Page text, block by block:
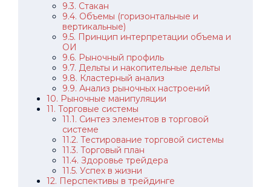
9.3. Стакан
9.4. Объемы (горизонтальные и
вертикальные)
9.5. Принцип интерпретации объема и
ОИ
9.6. Рыночный профиль
9.7. Дельты и накопительные дельты
9.8. Кластерный анализ
9.9. Анализ рыночных настроений
10. Рыночные манипуляции
11. Торговые системы
11.1. Синтез элементов в торговой
системе
11.2. Тестирование торговой системы
11.3. Торговый план
11.4. Здоровье трейдера
11.5. Успех в жизни
12. Перспективы в трейдинге